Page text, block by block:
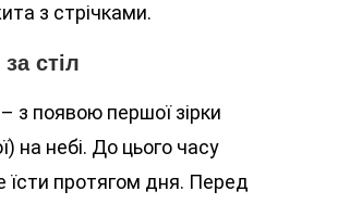
з стрічками.
стіл
з появою першої зірки
на небі. До цього часу
їсти протягом дня. Перед